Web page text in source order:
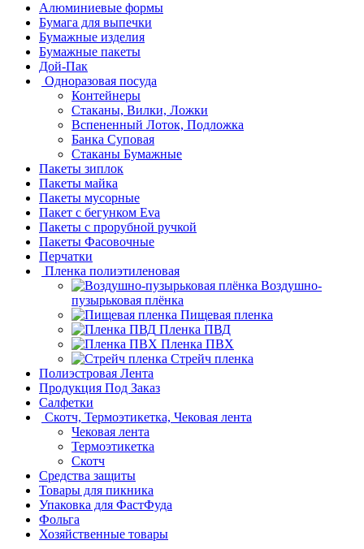
Алюминиевые формы
Бумага для выпечки
Бумажные изделия
Бумажные пакеты
Дой-Пак
Одноразовая посуда
Контейнеры
Стаканы, Вилки, Ложки
Вспененный Лоток, Подложка
Банка Суповая
Стаканы Бумажные
Пакеты зиплок
Пакеты майка
Пакеты мусорные
Пакет с бегунком Eva
Пакеты с прорубной ручкой
Пакеты Фасовочные
Перчатки
Пленка полиэтиленовая
Воздушно-
пузырьковая плёнка
Пищевая пленка
Пленка ПВД
Пленка ПВХ
Стрейч пленка
Полиэстровая Лента
Продукция Под Заказ
Салфетки
Скотч, Термоэтикетка, Чековая лента
Чековая лента
Термоэтикетка
Скотч
Средства защиты
Товары для пикника
Упаковка для ФастФуда
Фольга
Хозяйственные товары